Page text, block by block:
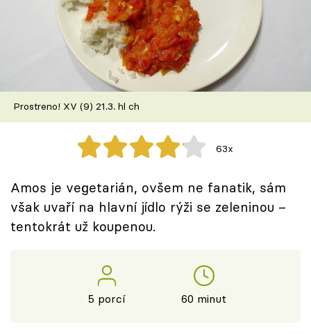
Články
TV Program
Škola vaření
Recepty z TV
Speciál: Cuketa
Těhotnej kuchař
Sledujte prima+
Prostreno! XV (9) 21.3. hl ch
63x
Amos je vegetarián, ovšem ne fanatik, sám
však uvaří na hlavní jídlo rýži se zeleninou –
tentokrát už koupenou.
5 porcí 60 minut